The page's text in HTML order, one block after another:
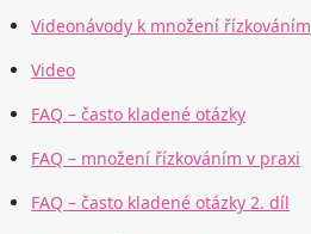
Videonávody k množení řízkováním
Video
FAQ – často kladené otázky
FAQ – množení řízkováním v praxi
FAQ – často kladené otázky 2. díl